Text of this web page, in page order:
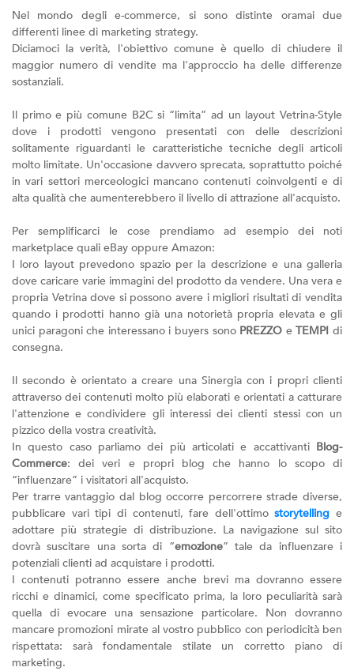
Nel mondo degli e-commerce, si sono distinte oramai due
differenti linee di marketing strategy.
Diciamoci la verità, l'obiettivo comune è quello di chiudere il
maggior numero di vendite ma l'approccio ha delle differenze
sostanziali.
Il primo e più comune B2C si “limita” ad un layout Vetrina-Style
dove i prodotti vengono presentati con delle descrizioni
solitamente riguardanti le caratteristiche tecniche degli articoli
molto limitate. Un'occasione davvero sprecata, soprattutto poiché
in vari settori merceologici mancano contenuti coinvolgenti e di
alta qualità che aumenterebbero il livello di attrazione all'acquisto.
Per semplificarci le cose prendiamo ad esempio dei noti
marketplace quali eBay oppure Amazon:
I loro layout prevedono spazio per la descrizione e una galleria
dove caricare varie immagini del prodotto da vendere. Una vera e
propria Vetrina dove si possono avere i migliori risultati di vendita
quando i prodotti hanno già una notorietà propria elevata e gli
unici paragoni che interessano i buyers sono PREZZO eTEMPI di
consegna.
Il secondo è orientato a creare una Sinergia con i propri clienti
attraverso dei contenuti molto più elaborati e orientati a catturare
l'attenzione e condividere gli interessi dei clienti stessi con un
pizzico della vostra creatività.
In questo caso parliamo dei più articolati e accattivanti Blog-
Commerce: dei veri e propri blog che hanno lo scopo di
“influenzare” i visitatori all'acquisto.
Per trarre vantaggio dal blog occorre percorrere strade diverse,
pubblicare vari tipi di contenuti, fare dell'ottimostorytelling e
adottare più strategie di distribuzione. La navigazione sul sito
dovrà suscitare una sorta di “emozione” tale da influenzare i
potenziali clienti ad acquistare i prodotti.
I contenuti potranno essere anche brevi ma dovranno essere
ricchi e dinamici, come specificato prima, la loro peculiarità sarà
quella di evocare una sensazione particolare. Non dovranno
mancare promozioni mirate al vostro pubblico con periodicità ben
rispettata: sarà fondamentale stilate un corretto piano di
marketing.